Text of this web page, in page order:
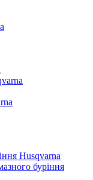
Husqvarna
буріння